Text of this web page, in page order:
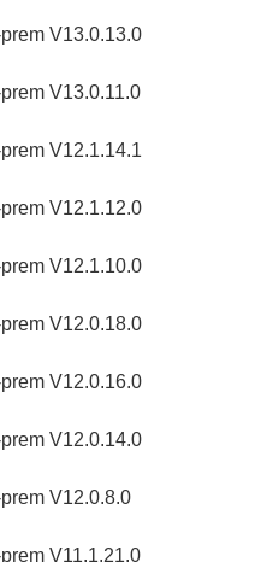
V13.0.13.0
V13.0.11.0
V12.1.14.1
V12.1.12.0
V12.1.10.0
V12.0.18.0
V12.0.16.0
V12.0.14.0
V12.0.8.0
V11.1.21.0